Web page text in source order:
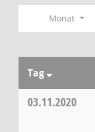
Monat
Tag
03.11.2020